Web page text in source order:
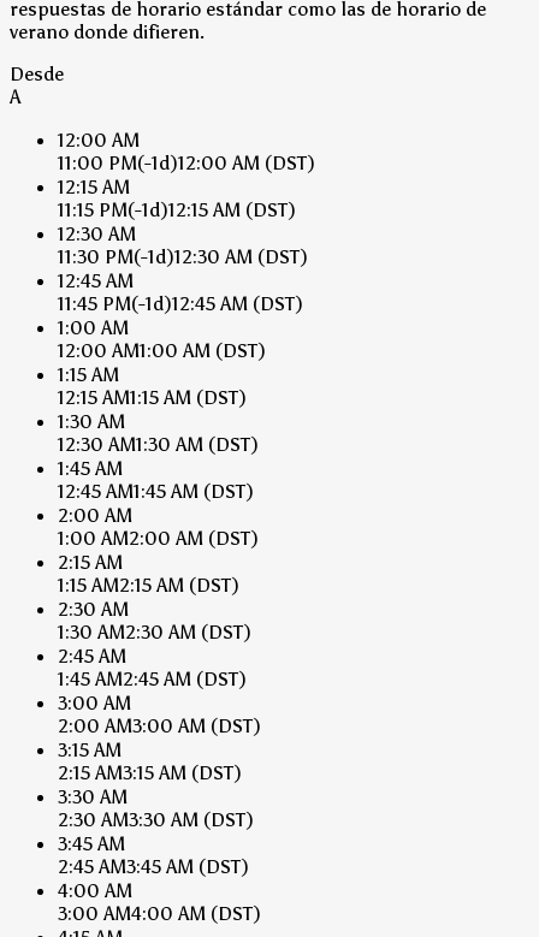
respuestas de horario estándar como las de horario de
verano donde difieren.
Desde
A
12:00 AM
11:00 PM(-1d)12:00 AM (DST)
12:15 AM
11:15 PM(-1d)12:15 AM (DST)
12:30 AM
11:30 PM(-1d)12:30 AM (DST)
12:45 AM
11:45 PM(-1d)12:45 AM (DST)
1:00 AM
12:00 AM1:00 AM (DST)
1:15 AM
12:15 AM1:15 AM (DST)
1:30 AM
12:30 AM1:30 AM (DST)
1:45 AM
12:45 AM1:45 AM (DST)
2:00 AM
1:00 AM2:00 AM (DST)
2:15 AM
1:15 AM2:15 AM (DST)
2:30 AM
1:30 AM2:30 AM (DST)
2:45 AM
1:45 AM2:45 AM (DST)
3:00 AM
2:00 AM3:00 AM (DST)
3:15 AM
2:15 AM3:15 AM (DST)
3:30 AM
2:30 AM3:30 AM (DST)
3:45 AM
2:45 AM3:45 AM (DST)
4:00 AM
3:00 AM4:00 AM (DST)